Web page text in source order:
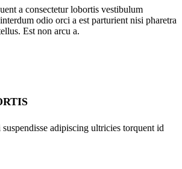
a consectetur lobortis vestibulum
odio orci a est parturient nisi pharetra
Est non arcu a.
adipiscing ultricies torquent id